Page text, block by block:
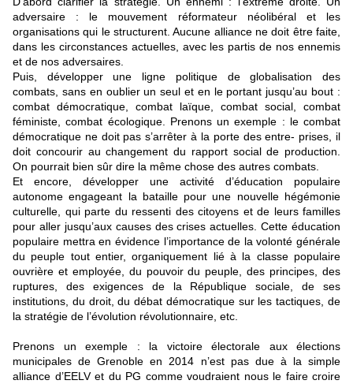
adversaire : le mouvement réformateur néolibéral et les
organisations qui le structurent. Aucune alliance ne doit être faite,
dans les circonstances actuelles, avec les partis de nos ennemis
et de nos adversaires.
Puis, développer une ligne politique de globalisation des
combats, sans en oublier un seul et en le portant jusqu’au bout :
combat démocratique, combat laïque, combat social, combat
féministe, combat écologique. Prenons un exemple : le combat
démocratique ne doit pas s’arrêter à la porte des entre- prises, il
doit concourir au changement du rapport social de production.
On pourrait bien sûr dire la même chose des autres combats.
Et encore, développer une activité d’éducation populaire
autonome engageant la bataille pour une nouvelle hégémonie
culturelle, qui parte du ressenti des citoyens et de leurs familles
pour aller jusqu’aux causes des crises actuelles. Cette éducation
populaire mettra en évidence l’importance de la volonté générale
du peuple tout entier, organiquement lié à la classe populaire
ouvrière et employée, du pouvoir du peuple, des principes, des
ruptures, des exigences de la République sociale, de ses
institutions, du droit, du débat démocratique sur les tactiques, de
la stratégie de l’évolution révolutionnaire, etc.
Prenons un exemple : la victoire électorale aux élections
municipales de Grenoble en 2014 n’est pas due à la simple
alliance d’EELV et du PG comme voudraient nous le faire croire